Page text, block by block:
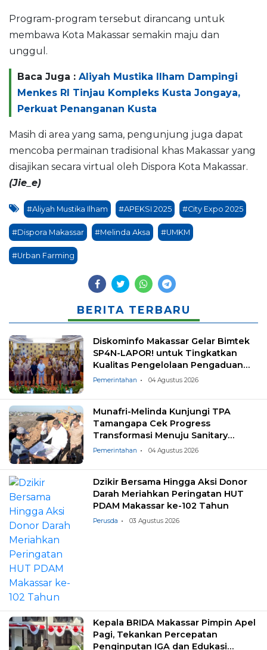
Program-program tersebut dirancang untuk
membawa Kota Makassar semakin maju dan
unggul.
Baca Juga : Aliyah Mustika Ilham Dampingi
Menkes RI Tinjau Kompleks Kusta Jongaya,
Perkuat Penanganan Kusta
Masih di area yang sama, pengunjung juga dapat
mencoba permainan tradisional khas Makassar yang
disajikan secara virtual oleh Dispora Kota Makassar.
(Jie_e)
#Aliyah Mustika Ilham #APEKSI 2025 #City Expo 2025
#Dispora Makassar #Melinda Aksa #UMKM
#Urban Farming
BERITA TERBARU
Diskominfo Makassar Gelar Bimtek
SP4N-LAPOR! untuk Tingkatkan
Kualitas Pengelolaan Pengaduan
Masyarakat
Pemerintahan 04 Agustus 2026
Munafri-Melinda Kunjungi TPA
Tamangapa Cek Progress
Transformasi Menuju Sanitary
Landfill
Pemerintahan 04 Agustus 2026
Dzikir Bersama Hingga Aksi Donor
Darah Meriahkan Peringatan HUT
PDAM Makassar ke-102 Tahun
Perusda 03 Agustus 2026
Kepala BRIDA Makassar Pimpin Apel
Pagi, Tekankan Percepatan
Penginputan IGA dan Edukasi